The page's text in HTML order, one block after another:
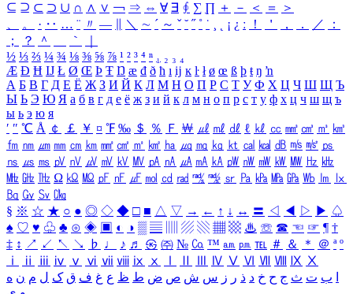
⊆ ⊇ ⊂ ⊃ ∪ ∩ ∧ ∨ ￢ ⇒ ⇔ ∀ ∃ ∮ ∑ ∏ ＋ － ＜ ＝
＞
、
。 · ‥ … ¨ 〃 ― ＼ ∼ ´ ～ ˇ ˘ ˝ ˚ ˙ ¸ ¡ ¿ ː ！ ＇ ， ． ／
：
；
？ ＾ ｀
½ ⅓ ⅔ ¼ ¾ ⅛ ⅜ ⅝ ⅞ ¹ ² ³ ⁴ ⁿ ₁ ₂ ₃ ₄
Æ Ð Ħ Ĳ Ł Ø Œ Þ Ŧ Ŋ æ đ ð ħ ı ĳ ĸ ŀ ł ø œ ß þ ŧ ŋ ŉ
А Б В Г Д Е Ё Ж З И Й К Л М Н О П Р С Т У Ф Х Ц Ч Ш Щ Ъ
Ы Ь Э Ю Я а б в г д е ё ж з и й к л м н о п р с т у ф х ц ч ш щ ъ
ы ь э ю я
′ ″ ℃ Å ￠ ￡ ￥ ¤ ℉ ‰ ＄ ％ Ｆ ￦ ㎕ ㎖ ㎗ ℓ ㎘ ㏄ ㎣ ㎤ ㎥ ㎦
㎙ ㎚ ㎛ ㎜ ㎝ ㎞ ㎟ ㎠ ㎡ ㎢ ㏊ ㎍ ㎎ ㎏ ㏏ ㎈ ㎉ ㏈ ㎧ ㎨ ㎰
㎱ ㎲ ㎳ ㎴ ㎵ ㎶ ㎷ ㎸ ㎹ ㎀ ㎁ ㎂ ㎃ ㎄ ㎺ ㎻ ㎽ ㎾ ㎿ ㎐ ㎑
㎒ ㎓ ㎔ Ω ㏀ ㏁ ㎊ ㎋ ㎌ ㏖ ㏅ ㎭ ㎮ ㎯ ㏛ ㎩ ㎪ ㎫ ㎬ ㏝ ㏐
㏓
㏃ ㏉ ㏜ ㏆
§ ※ ☆ ★ ○ ● ◎ ◇ ◆ □ ■ △ ▽ → ← ↑ ↓ ↔ 〓 ◁ ◀ ▷ ▶ ♤
♠ ♡ ♥ ♧ ♣ ⊙ ◈ ▣ ◐ ◑ ▒ ▤ ▨ ▧ ▦ ▩ ♨ ☏ ☎ ☜ ☞ ¶ †
‡ ↕ ↗ ↙ ↖ ↘ ♭ ♩ ♪ ♬ ㉿ ㈜ № ㏇ ™ ㏂ ㏘ ℡ ＃ ＆ ＊ ＠ ª º
ⅰ
ⅱ ⅲ ⅳ ⅴ ⅵ ⅶ ⅷ ⅸ ⅹ Ⅳ Ⅴ Ⅵ Ⅶ Ⅷ Ⅸ Ⅹ
ب ت ث ج ح خ د ذ ر ز س ش ص ض ط ظ ع غ ف ق ک ل م ن ه